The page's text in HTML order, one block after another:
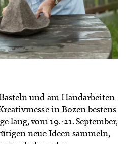
und am Handarbeiten
in Bozen bestens
lang, vom 19.-21. September,
neue Ideen sammeln,